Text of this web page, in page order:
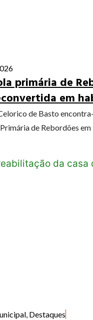
primária de
em
de Basto
de Rebordões em
, Destaques